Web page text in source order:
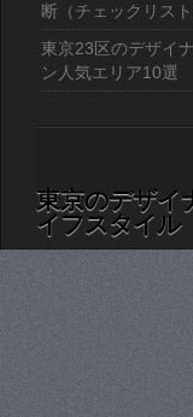
断（チェックリスト
東京23区のデザイ
ン人気エリア10選
東京のデザイ
イフスタイル